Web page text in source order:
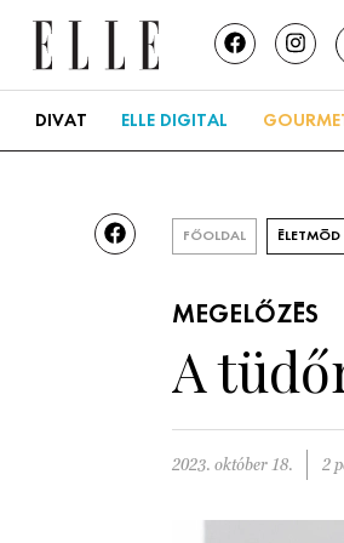
DIVAT ELLE DIGITAL
FŐOLDAL ÉLETMÓD
MEGELŐZÉS
A
2023. október 18. 2